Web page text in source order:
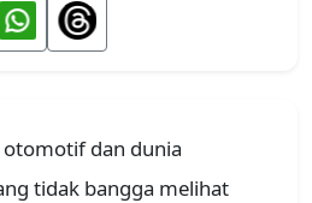
dan dunia
tidak bangga melihat